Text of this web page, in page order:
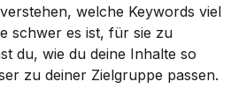
welche Keywords viel
schwer es ist, für sie zu
zu deiner Zielgruppe passen.